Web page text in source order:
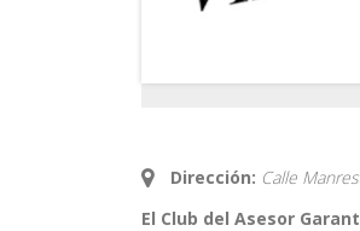
Dirección: Calle
El Club del Asesor